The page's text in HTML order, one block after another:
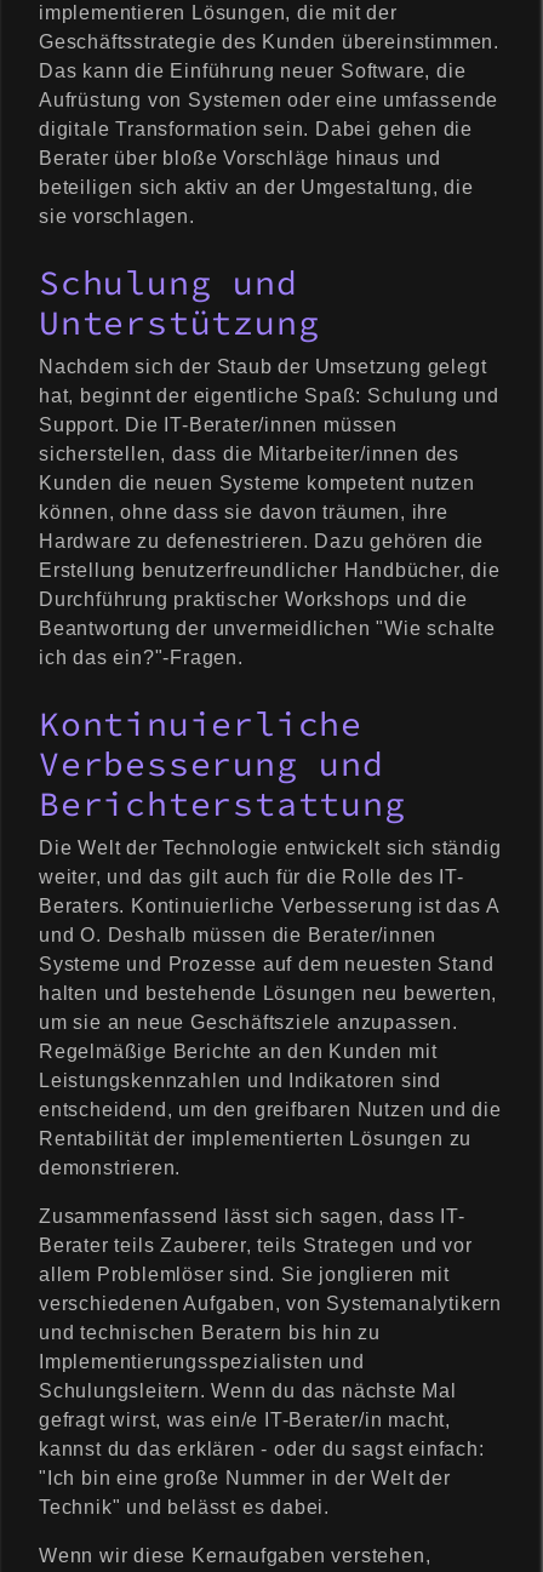
implementieren Lösungen, die mit der
Geschäftsstrategie des Kunden übereinstimmen.
Das kann die Einführung neuer Software, die
Aufrüstung von Systemen oder eine umfassende
digitale Transformation sein. Dabei gehen die
Berater über bloße Vorschläge hinaus und
beteiligen sich aktiv an der Umgestaltung, die
sie vorschlagen.
Schulung und
Unterstützung
Nachdem sich der Staub der Umsetzung gelegt
hat, beginnt der eigentliche Spaß: Schulung und
Support. Die IT-Berater/innen müssen
sicherstellen, dass die Mitarbeiter/innen des
Kunden die neuen Systeme kompetent nutzen
können, ohne dass sie davon träumen, ihre
Hardware zu defenestrieren. Dazu gehören die
Erstellung benutzerfreundlicher Handbücher, die
Durchführung praktischer Workshops und die
Beantwortung der unvermeidlichen "Wie schalte
ich das ein?"-Fragen.
Kontinuierliche
Verbesserung und
Berichterstattung
Die Welt der Technologie entwickelt sich ständig
weiter, und das gilt auch für die Rolle des IT-
Beraters. Kontinuierliche Verbesserung ist das A
und O. Deshalb müssen die Berater/innen
Systeme und Prozesse auf dem neuesten Stand
halten und bestehende Lösungen neu bewerten,
um sie an neue Geschäftsziele anzupassen.
Regelmäßige Berichte an den Kunden mit
Leistungskennzahlen und Indikatoren sind
entscheidend, um den greifbaren Nutzen und die
Rentabilität der implementierten Lösungen zu
demonstrieren.
Zusammenfassend lässt sich sagen, dass IT-
Berater teils Zauberer, teils Strategen und vor
allem Problemlöser sind. Sie jonglieren mit
verschiedenen Aufgaben, von Systemanalytikern
und technischen Beratern bis hin zu
Implementierungsspezialisten und
Schulungsleitern. Wenn du das nächste Mal
gefragt wirst, was ein/e IT-Berater/in macht,
kannst du das erklären - oder du sagst einfach:
"Ich bin eine große Nummer in der Welt der
Technik" und belässt es dabei.
Wenn wir diese Kernaufgaben verstehen,